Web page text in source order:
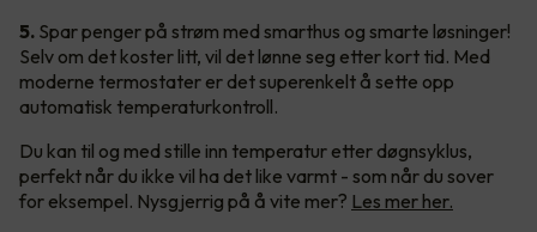
5. Spar penger på strøm med smarthus og smarte løsninger!
Selv om det koster litt, vil det lønne seg etter kort tid. Med
moderne termostater er det superenkelt å sette opp
automatisk temperaturkontroll.
Du kan til og med stille inn temperatur etter døgnsyklus,
perfekt når du ikke vil ha det like varmt - som når du sover
for eksempel. Nysgjerrig på å vite mer? Les mer her.